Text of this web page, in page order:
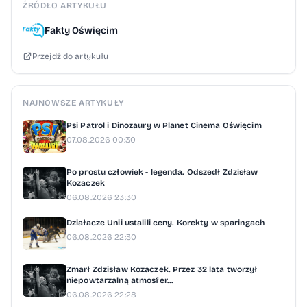
wykorzystywany do produkcji amfetaminy”
- czytamy w komunikacie CBŚP. Wobec
wszystkich podejrzanych sąd zastosował
sprawa ma charakter rozwojowy.
ŹRÓDŁO ARTYKUŁU
Fakty Oświęcim
Przejdź do artykułu
NAJNOWSZE ARTYKUŁY
Psi Patrol i Dinozaury w Planet Cinema Oświęcim
07.08.2026 00:30
Po prostu człowiek - legenda. Odszedł Zdzisław
Kozaczek
06.08.2026 23:30
Działacze Unii ustalili ceny. Korekty w sparingach
06.08.2026 22:30
Zmarł Zdzisław Kozaczek. Przez 32 lata tworzył
niepowtarzalną atmosfer...
06.08.2026 22:28